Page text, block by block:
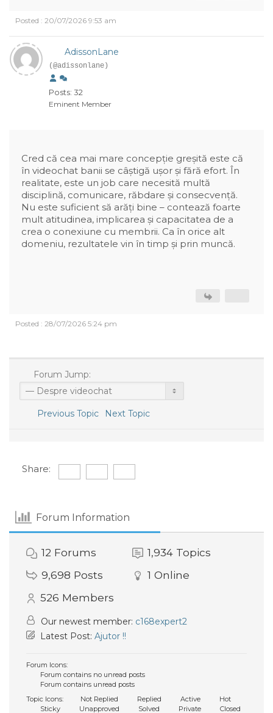
Posted : 20/07/2026 9:53 am
AdissonLane
(@adissonlane)
Posts: 32
Eminent Member
Cred că cea mai mare concepție greșită este că
în videochat banii se câștigă ușor și fără efort. În
realitate, este un job care necesită multă
disciplină, comunicare, răbdare și consecvență.
Nu este suficient să arăți bine – contează foarte
mult atitudinea, implicarea și capacitatea de a
crea o conexiune cu membrii. Ca în orice alt
domeniu, rezultatele vin în timp și prin muncă.
Posted : 28/07/2026 5:24 pm
Forum Jump:
Previous Topic Next Topic
Share:
Forum Information
12 Forums 1,934 Topics
9,698 Posts 1 Online
526 Members
Our newest member: c168expert2
Latest Post: Ajutor !!
Forum Icons:
Forum contains no unread posts
Forum contains unread posts
Topic Icons:
Not Replied Replied Active
Hot
Sticky
Unapproved Solved Private Closed